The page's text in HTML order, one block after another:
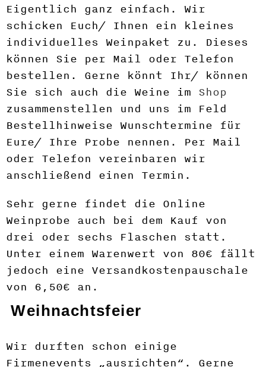
Eigentlich ganz einfach. Wir
schicken Euch/ Ihnen ein kleines
individuelles Weinpaket zu. Dieses
können Sie per Mail oder Telefon
bestellen. Gerne könnt Ihr/ können
Sie sich auch die Weine im Shop
zusammenstellen und uns im Feld
Bestellhinweise Wunschtermine für
Eure/ Ihre Probe nennen. Per Mail
oder Telefon vereinbaren wir
anschließend einen Termin.
Sehr gerne findet die Online
Weinprobe auch bei dem Kauf von
drei oder sechs Flaschen statt.
Unter einem Warenwert von 80€ fällt
jedoch eine Versandkostenpauschale
von 6,50€ an.
Weihnachtsfeier
Wir durften schon einige
Firmenevents „ausrichten“. Gerne